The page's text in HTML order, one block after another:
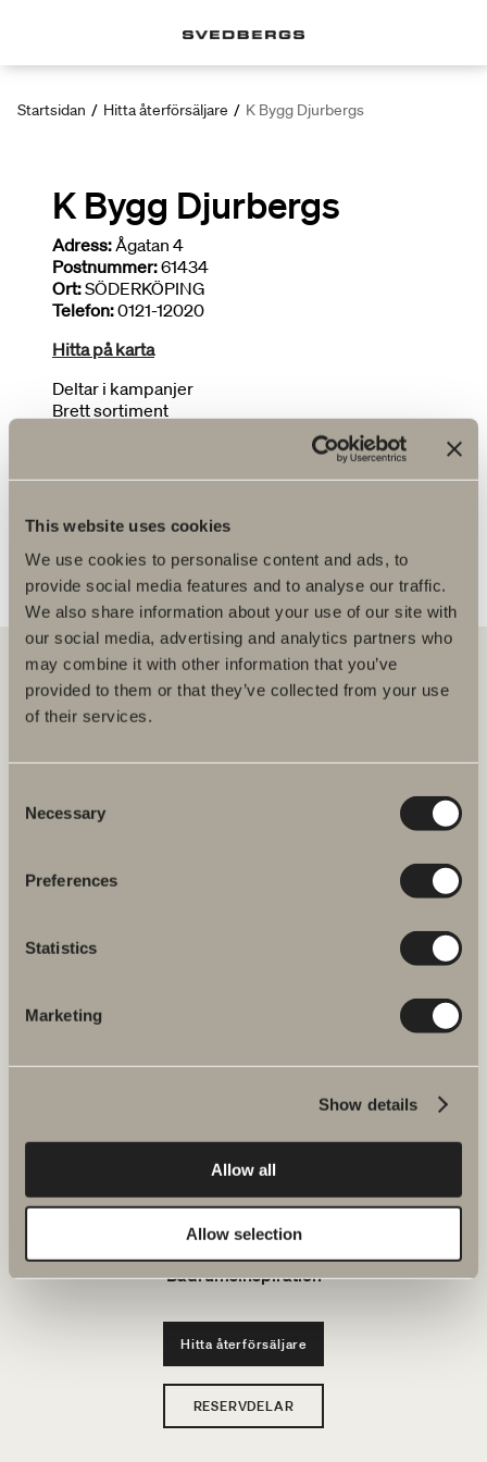
This website uses cookies
We use cookies to personalise content and ads, to
provide social media features and to analyse our traffic.
We also share information about your use of our site with
our social media, advertising and analytics partners who
may combine it with other information that you’ve
provided to them or that they’ve collected from your use
of their services.
Selection
Necessary
Preferences
Statistics
Marketing
Show details
Allow all
Allow selection
Startsidan / Hitta återförsäljare / K Bygg Djurbergs
K Bygg Djurbergs
Adress:Ågatan 4
Postnummer:61434
Ort:SÖDERKÖPING
Telefon:0121-12020
Hitta på karta
Deltar i kampanjer
Brett sortiment
FLER ÅTERFÖRSÄLJARE
Hos oss hittar du allt för hela badrummet. Från badrumsmöbler,
Verkstadsvägen 1
Svedbergs kundservice.
Produkter
Ritverktyg
Hållbarhet
Badrumsinspiration
Hitta återförsäljare
RESERVDELAR